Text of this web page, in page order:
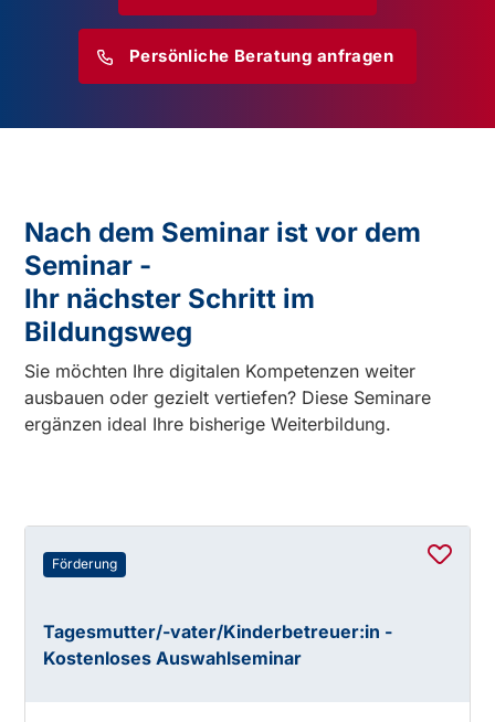
Persönliche Beratung anfragen
Nach dem Seminar ist vor dem
Seminar -
Ihr nächster Schritt im
Bildungsweg
Sie möchten Ihre digitalen Kompetenzen weiter
ausbauen oder gezielt vertiefen? Diese Seminare
ergänzen ideal Ihre bisherige Weiterbildung.
Förderung
Tagesmutter/-vater/Kinderbetreuer:in -
Kostenloses Auswahlseminar